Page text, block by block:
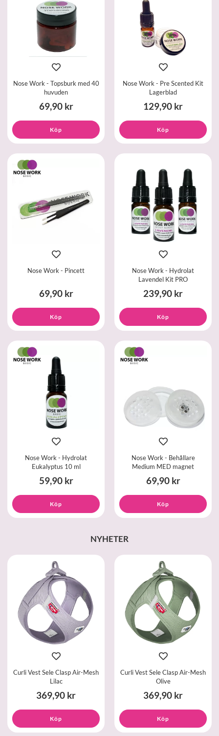
Nose Work - Topsburk med 40
huvuden
69,90 kr
Köp
Nose Work - Pre Scented Kit
Lagerblad
129,90 kr
Köp
Nose Work - Pincett
69,90 kr
Köp
Nose Work - Hydrolat
Lavendel Kit PRO
239,90 kr
Köp
Nose Work - Hydrolat
Eukalyptus 10 ml
59,90 kr
Köp
Nose Work - Behållare
Medium MED magnet
69,90 kr
Köp
NYHETER
Curli Vest Sele Clasp Air-Mesh
Lilac
369,90 kr
Köp
Curli Vest Sele Clasp Air-Mesh
Olive
369,90 kr
Köp